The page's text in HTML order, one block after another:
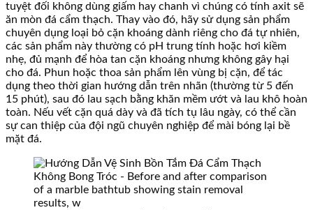
tuyệt đối không dùng giấm hay chanh vì chúng có tính axit sẽ
ăn mòn đá cẩm thạch. Thay vào đó, hãy sử dụng sản phẩm
chuyên dụng loại bỏ cặn khoáng dành riêng cho đá tự nhiên,
các sản phẩm này thường có pH trung tính hoặc hơi kiềm
nhẹ, đủ mạnh để hòa tan cặn khoáng nhưng không gây hại
cho đá. Phun hoặc thoa sản phẩm lên vùng bị cặn, để tác
dụng theo thời gian hướng dẫn trên nhãn (thường từ 5 đến
15 phút), sau đó lau sạch bằng khăn mềm ướt và lau khô hoàn
toàn. Nếu vết cặn quá dày và đã tích tụ lâu ngày, có thể cần
sự can thiệp của đội ngũ chuyên nghiệp để mài bóng lại bề
mặt đá.